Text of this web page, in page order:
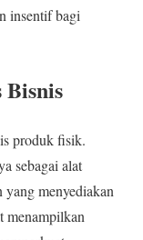
insentif bagi
produk fisik.
sebagai alat
yang menyediakan
menampilkan